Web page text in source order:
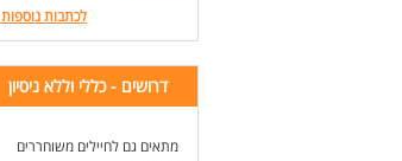
לכתבות נוספות
דרושים - כללי וללא ניסיון
מתאים גם לחיילים משוחררים